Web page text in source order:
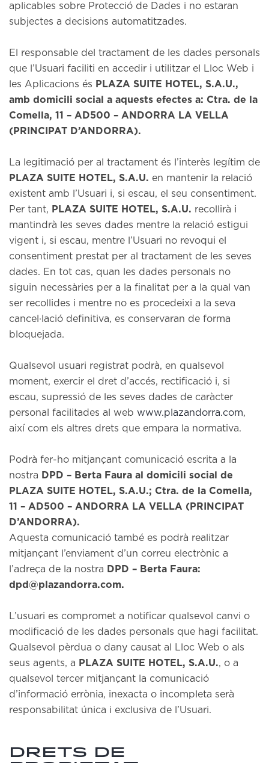
aplicables sobre Protecció de Dades i no estaran
subjectes a decisions automatitzades.
El responsable del tractament de les dades personals
que l’Usuari faciliti en accedir i utilitzar el Lloc Web i
les Aplicacions és PLAZA SUITE HOTEL, S.A.U.,
amb domicili social a aquests efectes a: Ctra. de la
Comella, 11 – AD500 – ANDORRA LA VELLA
(PRINCIPAT D’ANDORRA).
La legitimació per al tractament és l’interès legítim de
PLAZA SUITE HOTEL, S.A.U. en mantenir la relació
existent amb l’Usuari i, si escau, el seu consentiment.
Per tant, PLAZA SUITE HOTEL, S.A.U. recollirà i
mantindrà les seves dades mentre la relació estigui
vigent i, si escau, mentre l’Usuari no revoqui el
consentiment prestat per al tractament de les seves
dades. En tot cas, quan les dades personals no
siguin necessàries per a la finalitat per a la qual van
ser recollides i mentre no es procedeixi a la seva
cancel·lació definitiva, es conservaran de forma
bloquejada.
Qualsevol usuari registrat podrà, en qualsevol
moment, exercir el dret d’accés, rectificació i, si
escau, supressió de les seves dades de caràcter
personal facilitades al web www.plazandorra.com,
així com els altres drets que empara la normativa.
Podrà fer-ho mitjançant comunicació escrita a la
nostra DPD – Berta Faura al domicili social de
PLAZA SUITE HOTEL, S.A.U.; Ctra. de la Comella,
11 – AD500 – ANDORRA LA VELLA (PRINCIPAT
D’ANDORRA).
Aquesta comunicació també es podrà realitzar
mitjançant l’enviament d’un correu electrònic a
l’adreça de la nostra DPD – Berta Faura:
dpd@plazandorra.com.
L’usuari es compromet a notificar qualsevol canvi o
modificació de les dades personals que hagi facilitat.
Qualsevol pèrdua o dany causat al Lloc Web o als
seus agents, a PLAZA SUITE HOTEL, S.A.U., o a
qualsevol tercer mitjançant la comunicació
d’informació errònia, inexacta o incompleta serà
responsabilitat única i exclusiva de l’Usuari.
DRETS DE